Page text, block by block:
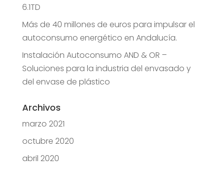
6.1TD
Más de 40 millones de euros para impulsar el
autoconsumo energético en Andalucía.
Instalación Autoconsumo AND & OR –
Soluciones para la industria del envasado y
del envase de plástico
Archivos
marzo 2021
octubre 2020
abril 2020